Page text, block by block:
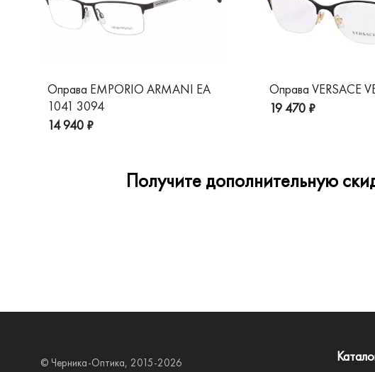
Оправа EMPORIO ARMANI EA
1041 3094
14 940 ₽
Оправа VERSACE
19 470 ₽
Получите дополнительную
© Черника-Оптика, 2015-2026